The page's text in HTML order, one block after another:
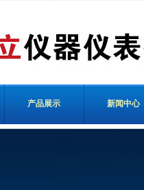
产品展示 新闻中心